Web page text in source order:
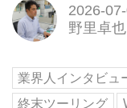
2026-
野里卓也
業界人インタビュ
終末ツーリング